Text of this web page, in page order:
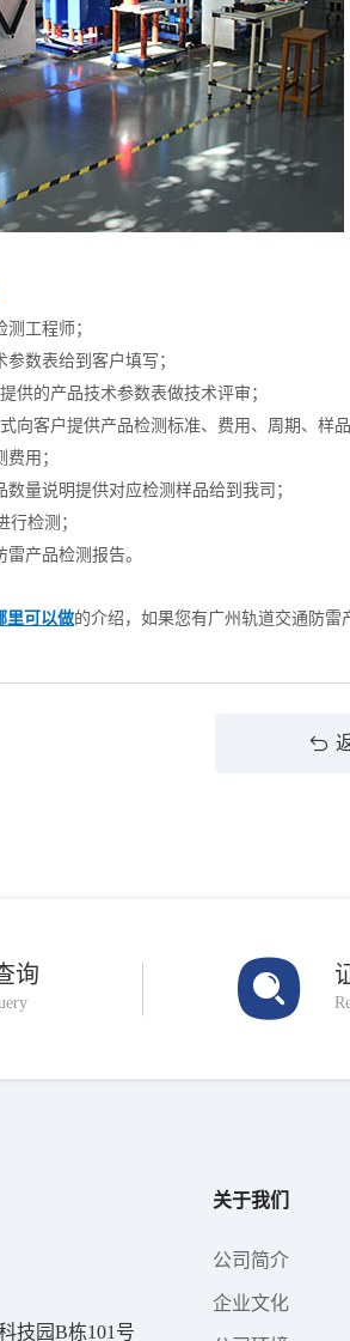
工程师；
数表给到客户填写；
供的产品技术参数表做技术评审；
向客户提供产品检测标准、费用、周期、样品
用；
量说明提供对应检测样品给到我司；
行检测；
产品检测报告。
里可以做的介绍，如果您有广州轨道交通防雷
询
技园B栋101号
关于我们
公司简介
企业文化